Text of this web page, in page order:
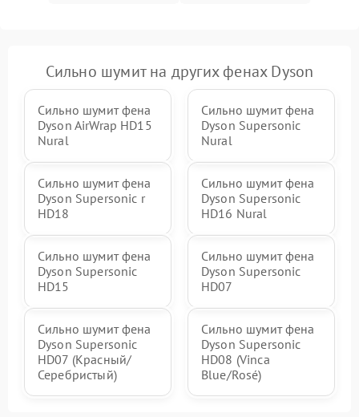
Сильно шумит на других фенах Dyson
Сильно шумит фена
Dyson AirWrap HD15
Nural
Сильно шумит фена
Dyson Supersonic
Nural
Сильно шумит фена
Dyson Supersonic r
HD18
Сильно шумит фена
Dyson Supersonic
HD16 Nural
Сильно шумит фена
Dyson Supersonic
HD15
Сильно шумит фена
Dyson Supersonic
HD07
Сильно шумит фена
Dyson Supersonic
HD07 (Красный/
Серебристый)
Сильно шумит фена
Dyson Supersonic
HD08 (Vinca
Blue/Rosé)